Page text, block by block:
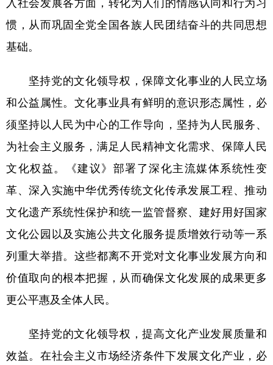
入社会发展各方面，转化为人们的情感认同和行为习
惯，从而巩固全党全国各族人民团结奋斗的共同思想
基础。
坚持党的文化领导权，保障文化事业的人民立场
和公益属性。文化事业具有鲜明的意识形态属性，必
须坚持以人民为中心的工作导向，坚持为人民服务、
为社会主义服务，满足人民精神文化需求、保障人民
文化权益。《建议》部署了深化主流媒体系统性变
革、深入实施中华优秀传统文化传承发展工程、推动
文化遗产系统性保护和统一监管督察、建好用好国家
文化公园以及实施公共文化服务提质增效行动等一系
列重大举措。这些都离不开党对文化事业发展方向和
价值取向的根本把握，从而确保文化发展的成果更多
更公平惠及全体人民。
坚持党的文化领导权，提高文化产业发展质量和
效益。在社会主义市场经济条件下发展文化产业，必